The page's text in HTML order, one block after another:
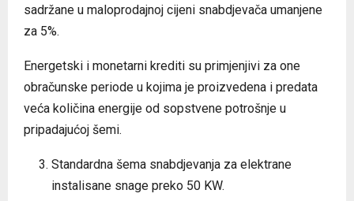
sadržane u maloprodajnoj cijeni snabdjevača umanjene
za 5%.
Energetski i monetarni krediti su primjenjivi za one
obračunske periode u kojima je proizvedena i predata
veća količina energije od sopstvene potrošnje u
pripadajućoj šemi.
Standardna šema snabdjevanja za elektrane
instalisane snage preko 50 KW.